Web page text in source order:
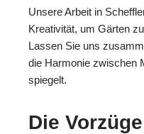
Unsere Arbeit in
Kreativität, um Gärten
Lassen Sie uns
die Harmonie zwischen
spiegelt.
Die